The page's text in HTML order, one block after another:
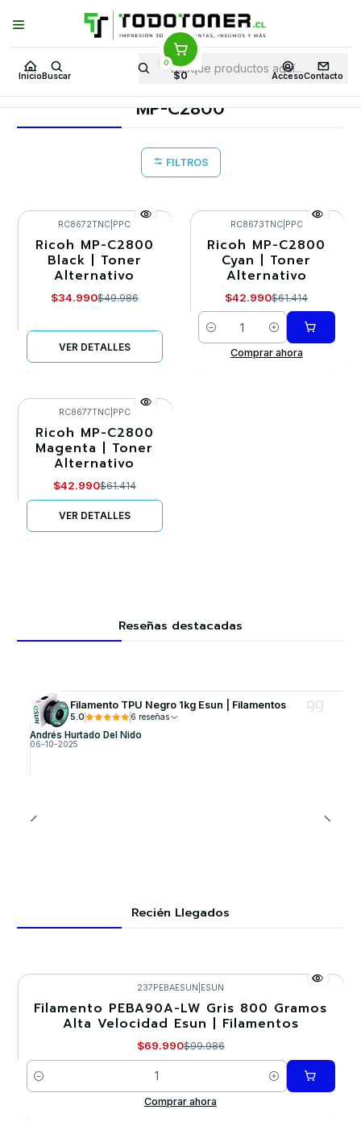
Inicio Buscar
0
$0 AccesoContacto
Puedes Elegir: Comprar enTienda· Despachoa Todo Chile · Retiro en
Tienda en24 Horas
Inicio Toner y tambor Toner Alternativo RICOH Equipos RICOH
MP-C2800
MP-C2800
FILTROS
-30%
Agotado
RC8672TNC PPC
Ricoh MP-C2800
Black | Toner
Alternativo
$34.990$49.986
VER DETALLES
-30%
RC8673TNC| PPC
Ricoh MP-C2800
Cyan | Toner
Alternativo
$42.990$61.414
Cantidad
Comprar ahora
-30%
Agotado
RC8677TNC| PPC
Ricoh MP-C2800
Magenta | Toner
Alternativo
$42.990$61.414
VER DETALLES
Reseñas destacadas
Filamento TPU Negro 1kg Esun | Filamentos
5.0 6 reseñas
Andrés Hurtado Del Nido
06-10-2025
Recién Llegados
-30%
237PEBAESUN ESUN
Filamento PEBA90A-LW Gris 800 Gramos
Alta Velocidad Esun | Filamentos
$69.990$99.986
Cantidad
Comprar ahora